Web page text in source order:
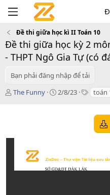
Đề thi giữa học kì II Toán 10
Đề thi giữa học kỳ 2
- THPT Ngô Gia Tự (có
Bạn phải đăng nhập để tải
T
ả
The Funny
C
2/8/23
T toán